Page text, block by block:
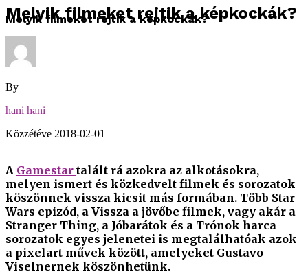
Melyik filmeket rejtik a képkockák?
Melyik filmeket rejtik a képkockák?
By
hani hani
Közzétéve 2018-02-01
A Gamestar talált rá azokra az alkotásokra,
melyen ismert és közkedvelt filmek és sorozatok
köszönnek vissza kicsit más formában. Több Star
Wars epizód, a Vissza a jövőbe filmek, vagy akár a
Stranger Thing, a Jóbarátok és a Trónok harca
sorozatok egyes jelenetei is megtalálhatóak azok
a pixelart művek között, amelyeket Gustavo
Viselnernek köszönhetünk.